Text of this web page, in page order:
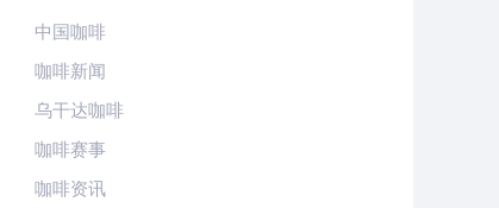
中国咖啡
咖啡新闻
乌干达咖啡
咖啡赛事
咖啡资讯